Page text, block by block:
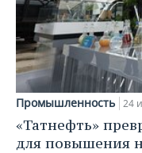
Промышленность 24
«Татнефть»
для повышения